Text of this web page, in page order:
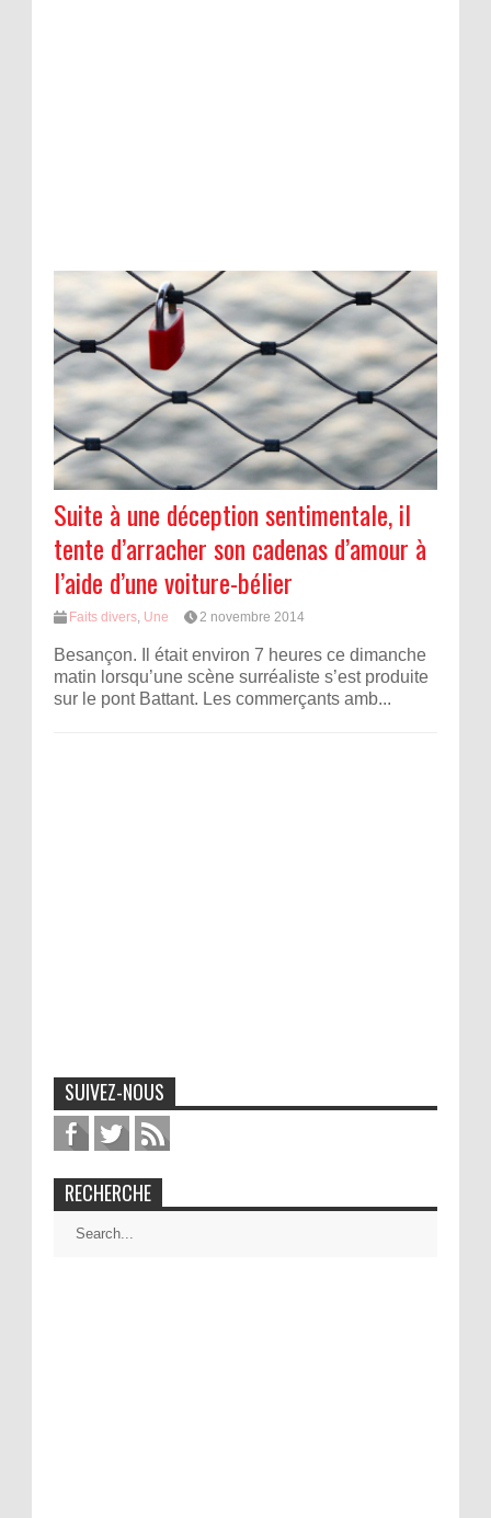
Suite à une déception sentimentale, il
tente d’arracher son cadenas d’amour à
l’aide d’une voiture-bélier
Faits divers, Une 2 novembre 2014
Besançon. Il était environ 7 heures ce dimanche
matin lorsqu’une scène surréaliste s’est produite
sur le pont Battant. Les commerçants amb...
SUIVEZ-NOUS
RECHERCHE